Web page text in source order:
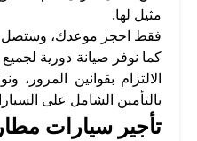
مثيل لها.
فقط احجز موعدك، وستصل
كما نوفر صيانة دورية
الالتزام بقوانين المرور،
بالتأمين الشامل على
تأجير سيارات